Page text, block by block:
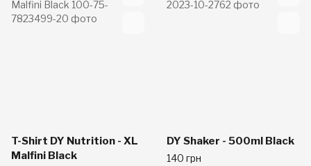
T-Shirt DY Nutrition - XL
Malfini Black
DY Shaker - 500ml Black
140 грн